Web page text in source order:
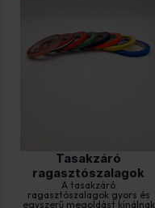
Tasakzáró
ragasztószalagok
A tasakzáró
ragasztószalagok gyors és
egyszerű megoldást kínálnak